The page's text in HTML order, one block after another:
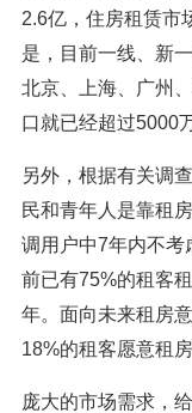
2.6亿，住房租赁市
是，目前一线、新
北京、上海、广州
口就已经超过5000
另外，根据有关调
民和青年人是靠租
调用户中7年内不考
前已有75%的租客
年。面向未来租房
18%的租客愿意租
庞大的市场需求，